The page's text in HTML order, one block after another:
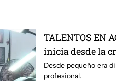
TALENTOS EN
inicia desde la
Desde pequeño era
profesional.